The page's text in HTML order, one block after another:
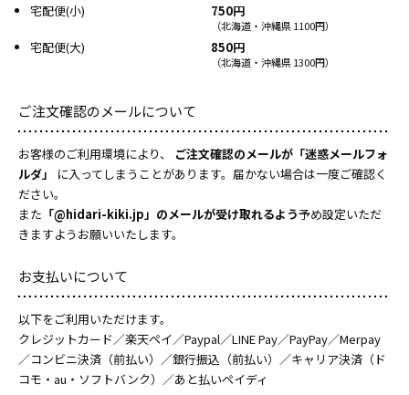
宅配便(小) 750円
（北海道・沖縄県 1100円）
宅配便(大) 850円
（北海道・沖縄県 1300円）
ご注文確認のメールについて
お客様のご利用環境により、
ご注文確認のメールが「迷惑メールフォ
ルダ」
に入ってしまうことがあります。届かない場合は一度ご確認く
ださい。
また 「@hidari-kiki.jp」のメールが受け取れるよう予め設定いただ
きますようお願いいたします。
お支払いについて
以下をご利用いただけます。
クレジットカード／楽天ペイ／Paypal／LINE Pay／PayPay／Merpay
／コンビニ決済（前払い）／銀行振込（前払い）／キャリア決済（ド
コモ・au・ソフトバンク）／あと払いペイディ